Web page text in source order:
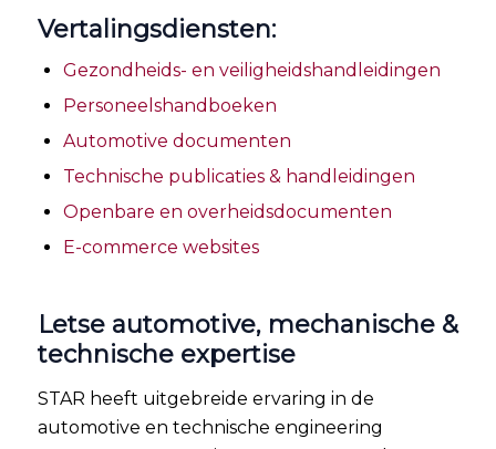
Vertalingsdiensten:
Gezondheids- en veiligheidshandleidingen
Personeelshandboeken
Automotive documenten
Technische publicaties & handleidingen
Openbare en overheidsdocumenten
E-commerce websites
Letse automotive, mechanische &
technische expertise
STAR heeft uitgebreide ervaring in de
automotive en technische engineering